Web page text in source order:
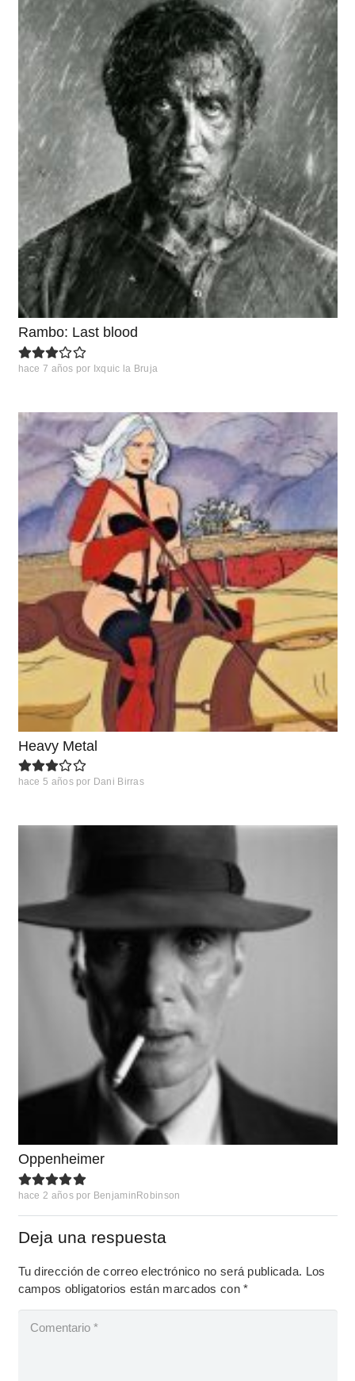
Rambo: Last blood
hace 7 años por Ixquic la Bruja
Heavy Metal
hace 5 años por Dani Birras
Oppenheimer
hace 2 años por BenjaminRobinson
Deja una respuesta
Tu dirección de correo electrónico no será publicada. Los
campos obligatorios están marcados con*